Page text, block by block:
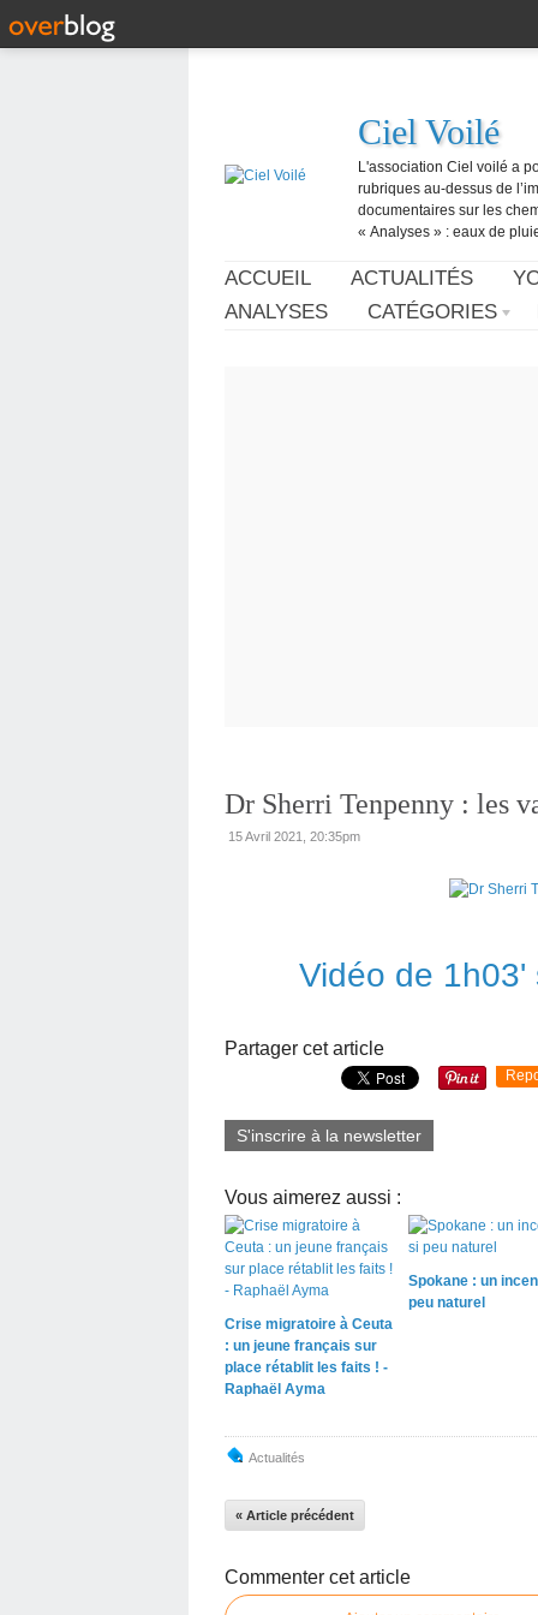
Ciel Voilé
L'association Ciel voilé a
rubriques au-dessus de
documentaires sur les
« Analyses » : eaux de
ACCUEIL ACTUALITÉS
ANALYSES
CATÉGORIES
Dr Sherri Tenpenny : les
15 Avril 2021, 20:35pm
Vidéo de 1h03'
Partager cet article
S'inscrire à la newsletter
Vous aimerez aussi :
Crise migratoire à Ceuta
: un jeune français sur
place rétablit les faits ! -
Raphaël Ayma
Spokane : un
peu naturel
Actualités
« Article précédent
Commenter cet article